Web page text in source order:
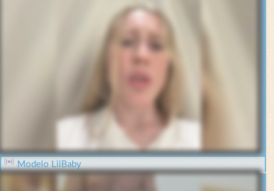
Modelo LiiBaby